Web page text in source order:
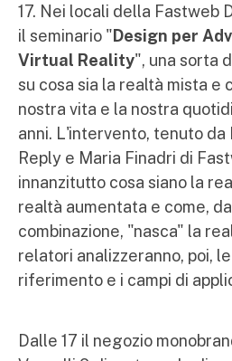
17. Nei locali della Fastweb
il seminario "Design per
Virtual Reality", una sorta
su cosa sia la realtà mista e
nostra vita e la nostra
anni. L'intervento, tenuto da
Reply e Maria Finadri di
innanzitutto cosa siano la
realtà aumentata e come,
combinazione, "nasca" la
relatori analizzeranno, poi,
riferimento e i campi di
Dalle 17 il negozio